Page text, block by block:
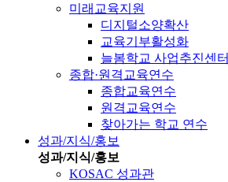
미래교육지원
디지털소양확산
교육기부활성화
늘봄학교 사업추진센터
종합·원격교육연수
종합교육연수
원격교육연수
찾아가는 학교 연수
성과/지식/홍보
성과/지식/홍보
KOSAC 성과관